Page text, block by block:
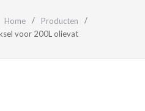
Home
Producten
voor 200L olievat